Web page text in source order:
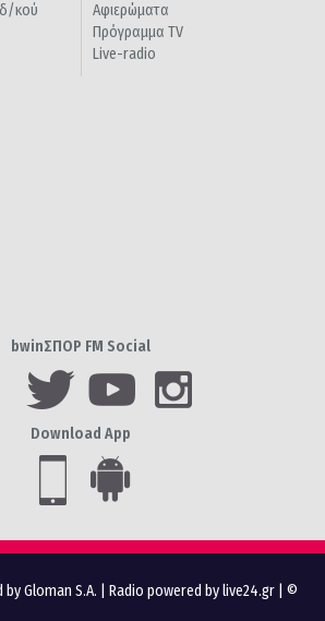
κού
Αφιερώματα
Πρόγραμμα TV
Live-radio
bwinΣΠΟΡ FM Social
Download App
Gloman S.A. Radio powered by live24.gr | ©